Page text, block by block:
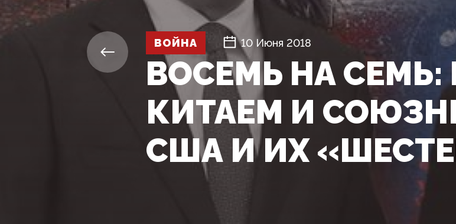
ВОЙНА 10 Июня 2018
ВОСЕМЬ НА СЕМЬ:
КИТАЕМ И
США И ИХ